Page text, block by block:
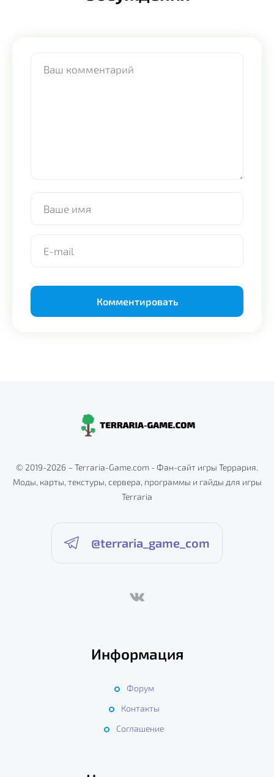
© 2019-2026 – Terraria-Game.com - Фан-сайт игры Террария.
Моды, карты, текстуры, сервера, программы и гайды для игры
Terraria
@terraria_game_com
Информация
Форум
Контакты
Соглашение